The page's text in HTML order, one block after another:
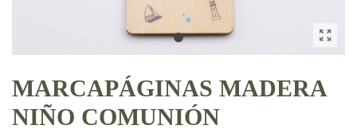
MARCAPÁGINAS MADERA
NIÑO COMUNIÓN